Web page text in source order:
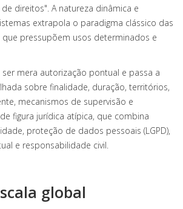
direitos". A natureza dinâmica e
extrapola o paradigma clássico das
que pressupõem usos determinados e
mera autorização pontual e passa a
sobre finalidade, duração, territórios,
mecanismos de supervisão e
figura jurídica atípica, que combina
proteção de dados pessoais (LGPD),
e responsabilidade civil.
global